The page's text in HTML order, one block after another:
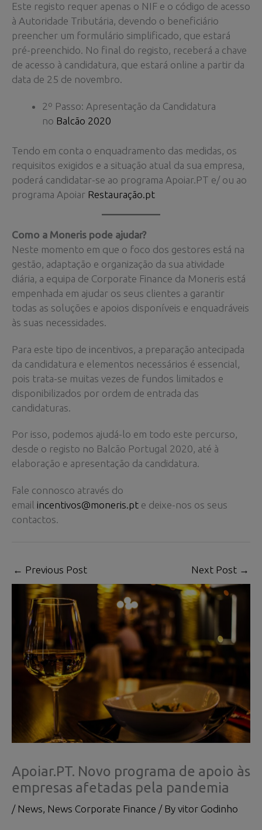
Este registo requer apenas o NIF e o código de acesso
à Autoridade Tributária, devendo o beneficiário
preencher um formulário simplificado, que estará
pré-preenchido. No final do registo, receberá a chave
de acesso à candidatura, que estará online a partir da
data de 25 de novembro.
2º Passo: Apresentação da Candidatura
no Balcão 2020
Tendo em conta o enquadramento das medidas, os
requisitos exigidos e a situação atual da sua empresa,
poderá candidatar-se ao programa Apoiar.PT e/ ou ao
programa Apoiar Restauração.pt
Como a Moneris pode ajudar?
Neste momento em que o foco dos gestores está na
gestão, adaptação e organização da sua atividade
diária, a equipa de Corporate Finance da Moneris está
empenhada em ajudar os seus clientes a garantir
todas as soluções e apoios disponíveis e enquadráveis
às suas necessidades.
Para este tipo de incentivos, a preparação antecipada
da candidatura e elementos necessários é essencial,
pois trata-se muitas vezes de fundos limitados e
disponibilizados por ordem de entrada das
candidaturas.
Por isso, podemos ajudá-lo em todo este percurso,
desde o registo no Balcão Portugal 2020, até à
elaboração e apresentação da candidatura.
Fale connosco através do
email incentivos@moneris.pt e deixe-nos os seus
contactos.
← Previous Post Next Post →
Apoiar.PT. Novo programa de apoio às
empresas afetadas pela pandemia
/ News, News Corporate Finance / By vitor Godinho